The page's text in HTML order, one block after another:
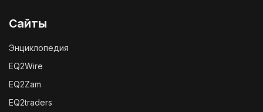
Сайты
Энциклопедия
EQ2Wire
EQ2Zam
EQ2traders